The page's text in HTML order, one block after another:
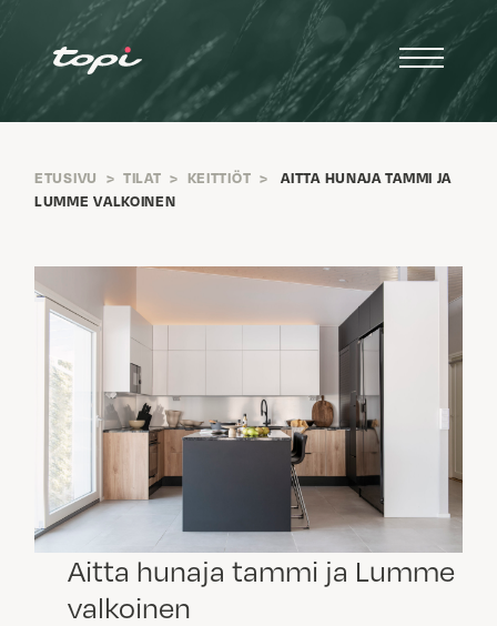
ETUSIVU > TILAT > KEITTIÖT >
AITTA HUNAJA TAMMI JA
LUMME VALKOINEN
Aitta hunaja tammi ja Lumme
valkoinen